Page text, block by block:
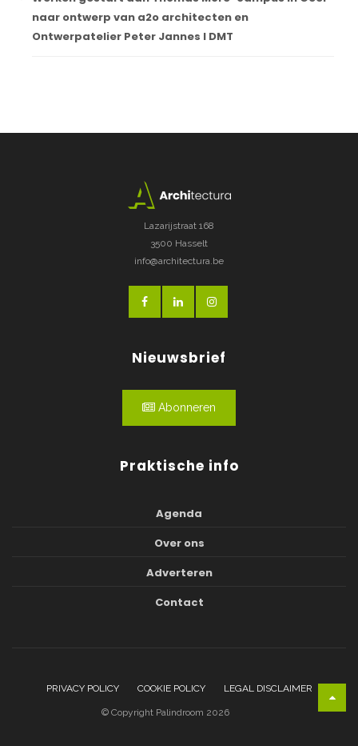
naar ontwerp van a2o architecten en
Ontwerpatelier Peter Jannes I DMT
Lazarijstraat 168
3500 Hasselt
info@architectura.be
Nieuwsbrief
Abonneren
Praktische info
Agenda
Over ons
Adverteren
Contact
PRIVACY POLICY COOKIE POLICY LEGAL DISCLAIMER
© Copyright Palindroom 2026